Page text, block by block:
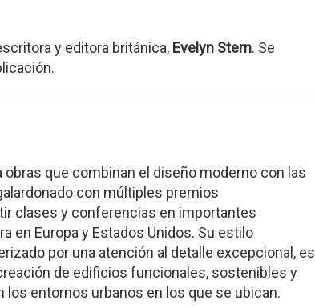
y editora británica, Evelyn Stern. Se
que combinan el diseño moderno con las
con múltiples premios
clases y conferencias en importantes
en Europa y Estados Unidos. Su estilo
por una atención al detalle excepcional, es
de edificios funcionales, sostenibles y
entornos urbanos en los que se ubican.